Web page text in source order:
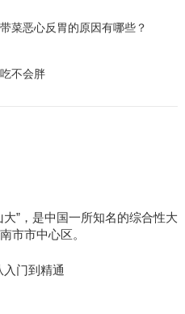
菜恶心反胃的原因有哪些？
不会胖
大”，是中国一所知名的综合性大
市市中心区。
入门到精通